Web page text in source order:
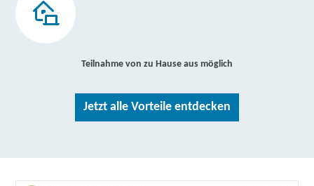
Teilnahme von zu Hause aus möglich
Jetzt alle Vorteile entdecken